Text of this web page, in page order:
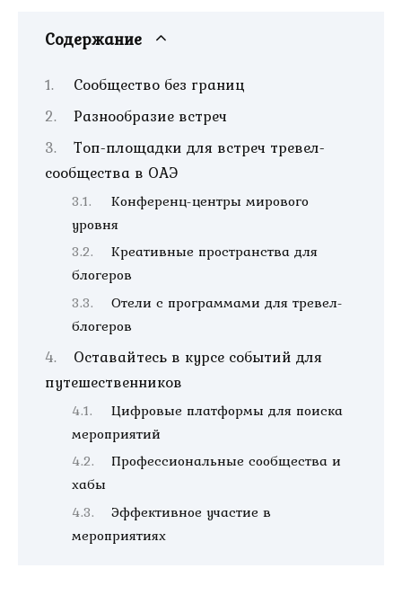
Содержание
Сообщество без границ
Разнообразие встреч
Топ-площадки для встреч тревел-
сообщества в ОАЭ
Конференц-центры мирового
уровня
Креативные пространства для
блогеров
Отели с программами для тревел-
блогеров
Оставайтесь в курсе событий для
путешественников
Цифровые платформы для поиска
мероприятий
Профессиональные сообщества и
хабы
Эффективное участие в
мероприятиях